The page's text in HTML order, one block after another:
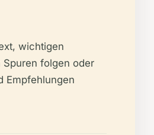
wichtigen
folgen oder
Empfehlungen